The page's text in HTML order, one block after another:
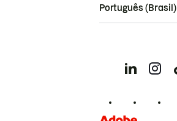
Português (Brasil)